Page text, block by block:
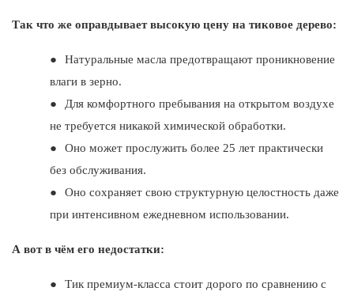
Так что же оправдывает высокую цену на тиковое дерево:
●
Натуральные масла предотвращают проникновение
влаги в зерно.
●
Для комфортного пребывания на открытом воздухе
не требуется никакой химической обработки.
●
Оно может прослужить более 25 лет практически
без обслуживания.
●
Оно сохраняет свою структурную целостность даже
при интенсивном ежедневном использовании.
А вот в чём его недостатки:
●
Тик премиум-класса стоит дорого по сравнению с